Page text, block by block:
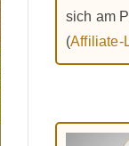
sich am
(Affiliate-